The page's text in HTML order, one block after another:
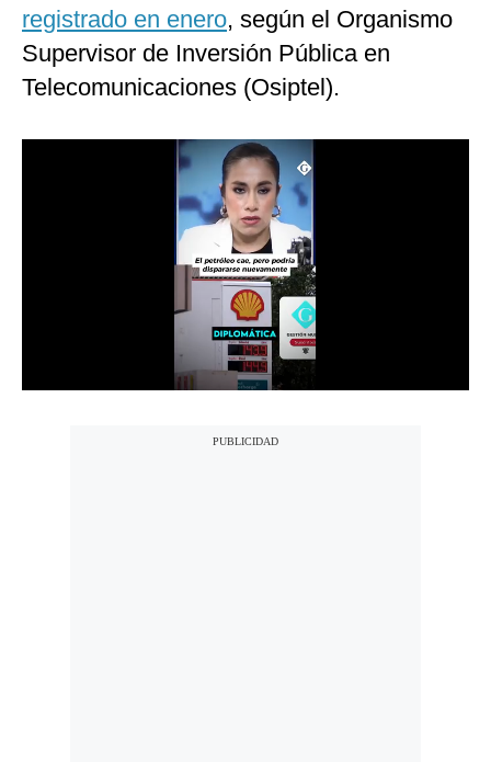
Internacional
Tecnología
Club del Suscriptor
Mix
registrado en enero, según el Organismo
Supervisor de Inversión Pública en
Telecomunicaciones (Osiptel).